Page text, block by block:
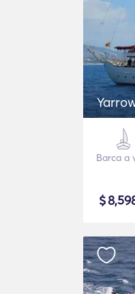
Barca a
$